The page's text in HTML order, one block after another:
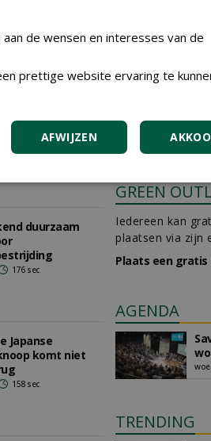
Japanse
158 sec
duurzaam
176 sec
Japanse
komt niet
158 sec
GREEN
Iedereen kan
plaatsen via zijn
Plaats een
AGENDA
TRENDING
de wensen en interesses van de
prettige website ervaring te
AFWIJZEN